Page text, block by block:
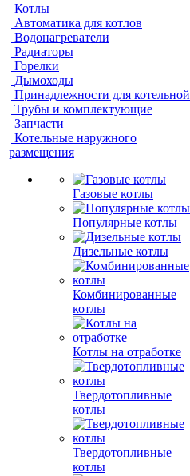
Котлы
Автоматика для котлов
Водонагреватели
Радиаторы
Горелки
Дымоходы
Принадлежности для котельной
Трубы и комплектующие
Запчасти
Котельные наружного
размещения
Газовые котлы
Популярные котлы
Дизельные котлы
Комбинированные
котлы
Котлы на отработке
Твердотопливные
котлы
Твердотопливные
котлы